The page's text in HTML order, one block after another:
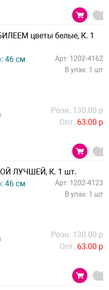
цветы белые, К. 1
46 см
Арт: 1202-4162
В упак: 1 шт
Розн. 130.00 р
Опт. 63.00 р
ЛУЧШЕЙ, К. 1 шт.
46 см
Арт: 1202-4123
В упак: 1 шт
Розн. 130.00 р
Опт. 63.00 р